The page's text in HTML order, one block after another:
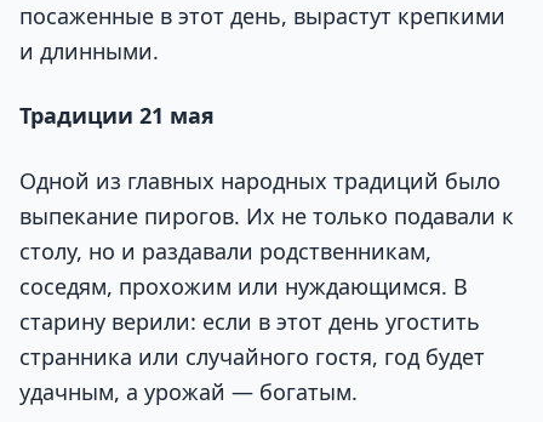
посаженные в этот день, вырастут крепкими
и длинными.
Традиции 21 мая
Одной из главных народных традиций было
выпекание пирогов. Их не только подавали к
столу, но и раздавали родственникам,
соседям, прохожим или нуждающимся. В
старину верили: если в этот день угостить
странника или случайного гостя, год будет
удачным, а урожай — богатым.